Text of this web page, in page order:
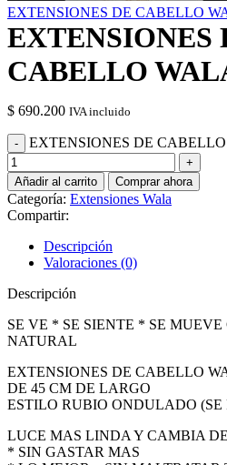
EXTENSIONES DE CABELLO
EXTENSIONES
CABELLO
$ 690.200 IVA incluido
EXTENSIONES DE CABELLO
Añadir al carrito Comprar ahora
Categoría: Extensiones Wala
Compartir:
Descripción
Valoraciones (0)
Descripción
SE VE * SE SIENTE * SE
NATURAL
EXTENSIONES DE CABELLO
DE 45 CM DE LARGO
ESTILO RUBIO ONDULADO
LUCE MAS LINDA Y CAMBIA
* SIN GASTAR MAS